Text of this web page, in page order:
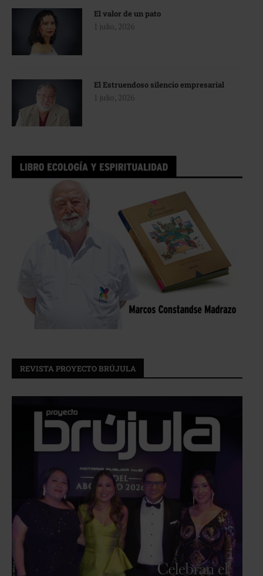
El valor de un pato
1 julio, 2026
El Estruendoso silencio empresarial
1 julio, 2026
REVISTA PROYECTO BRÚJULA